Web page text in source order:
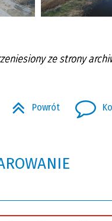
ze strony
Powrót